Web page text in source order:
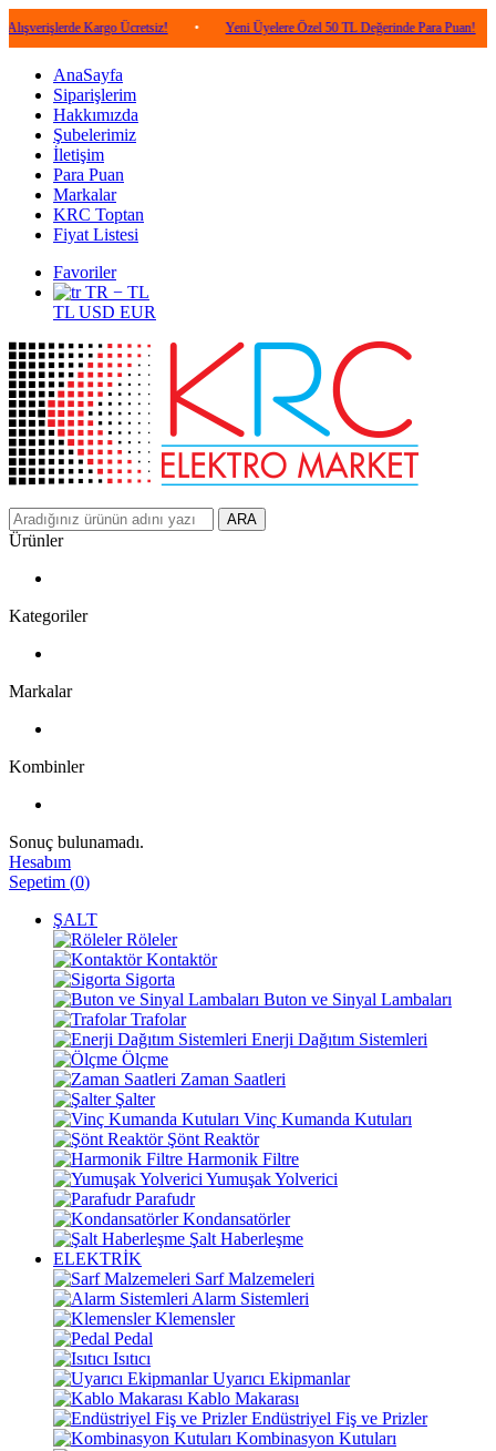
Kargo Ücretsiz! • Yeni Üyelere Özel 50 TL Değerinde Para Puan! •
AnaSayfa
Siparişlerim
Hakkımızda
Şubelerimiz
İletişim
Para Puan
Markalar
KRC Toptan
Fiyat Listesi
Favoriler
TR − TL
TL USD EUR
ARA
Ürünler
Kategoriler
Markalar
Kombinler
Sonuç bulunamadı.
Hesabım
Sepetim (0)
ŞALT
Röleler
Kontaktör
Sigorta
Buton ve Sinyal Lambaları
Trafolar
Enerji Dağıtım Sistemleri
Ölçme
Zaman Saatleri
Şalter
Vinç Kumanda Kutuları
Şönt Reaktör
Harmonik Filtre
Yumuşak Yolverici
Parafudr
Kondansatörler
Şalt Haberleşme
ELEKTRİK
Sarf Malzemeleri
Alarm Sistemleri
Klemensler
Pedal
Isıtıcı
Uyarıcı Ekipmanlar
Kablo Makarası
Endüstriyel Fiş ve Prizler
Kombinasyon Kutuları